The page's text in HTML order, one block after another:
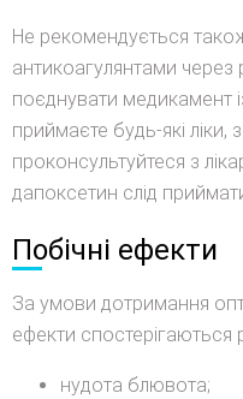
Не рекомендується
антикоагулянтами
поєднувати медикамент
приймаєте будь-які
проконсультуйтеся з
дапоксетин слід
Побічні ефекти
За умови дотримання
ефекти спостерігаються
нудота блювота;